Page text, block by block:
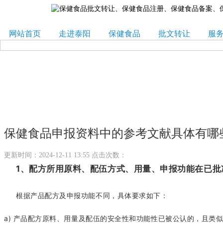
网站首页 走进泰阳 保健食品 批文转让 服
保健食品申报资料中的参考文献具体有哪
更新时间：2024-12-11 13:55 点击次数：
1、配方所用原料、配伍方式、用量、申报功能在已
根据产品配方及申报功能不同，具体要求如下：
a) 产品配方原料、用量及配伍的安全性和功能性已被公认的，且类